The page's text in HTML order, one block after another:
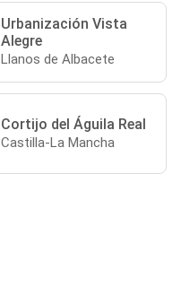
Urbanización Vista
Alegre
Llanos de Albacete
Cortijo del Águila Real
Castilla-La Mancha